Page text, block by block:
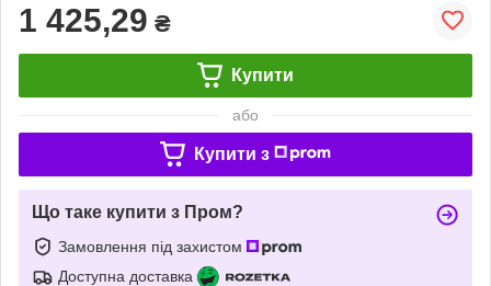
1 425,29 ₴
Купити
або
Купити з
Що таке купити з Пром?
Замовлення під захистом
Доступна доставка